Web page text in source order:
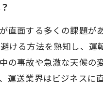
直面する多くの課題
ける方法を熟知し、
の事故や急激な天候
運送業界はビジネス